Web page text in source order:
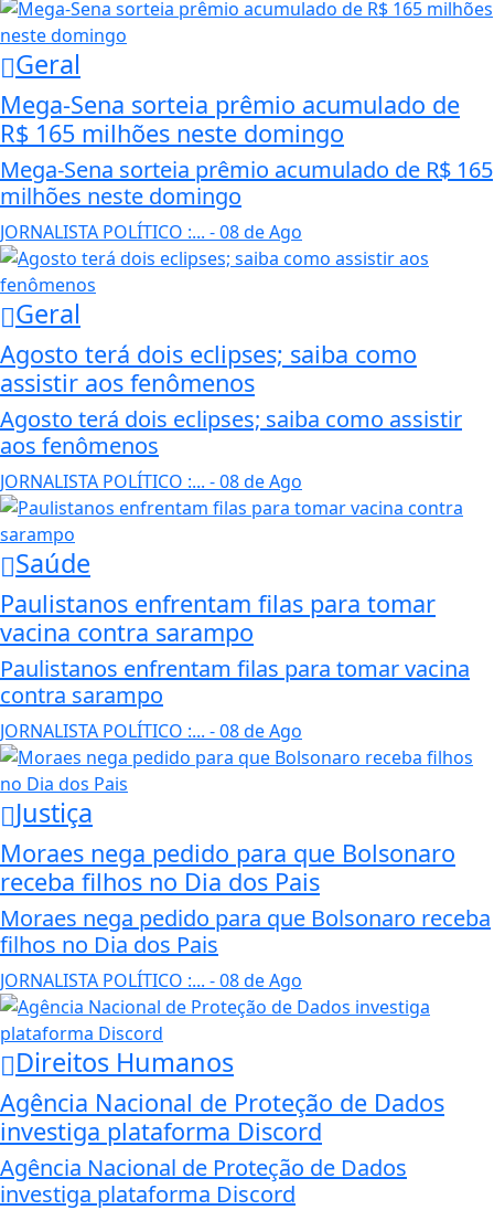
Geral
Mega-Sena sorteia prêmio acumulado de
R$ 165 milhões neste domingo
Mega-Sena sorteia prêmio acumulado de R$ 165
milhões neste domingo
JORNALISTA POLÍTICO :... - 08 de Ago
Geral
Agosto terá dois eclipses; saiba como
assistir aos fenômenos
Agosto terá dois eclipses; saiba como assistir
aos fenômenos
JORNALISTA POLÍTICO :... - 08 de Ago
Saúde
Paulistanos enfrentam filas para tomar
vacina contra sarampo
Paulistanos enfrentam filas para tomar vacina
contra sarampo
JORNALISTA POLÍTICO :... - 08 de Ago
Justiça
Moraes nega pedido para que Bolsonaro
receba filhos no Dia dos Pais
Moraes nega pedido para que Bolsonaro receba
filhos no Dia dos Pais
JORNALISTA POLÍTICO :... - 08 de Ago
Direitos Humanos
Agência Nacional de Proteção de Dados
investiga plataforma Discord
Agência Nacional de Proteção de Dados
investiga plataforma Discord